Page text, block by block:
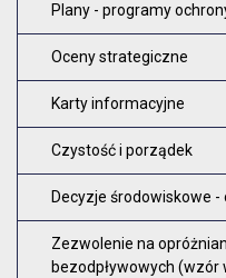
Plany - programy
Oceny strategiczne
Karty informacyjne
Czystość i porządek
Decyzje środowiskowe -
Zezwolenie na
bezodpływowych (wzór